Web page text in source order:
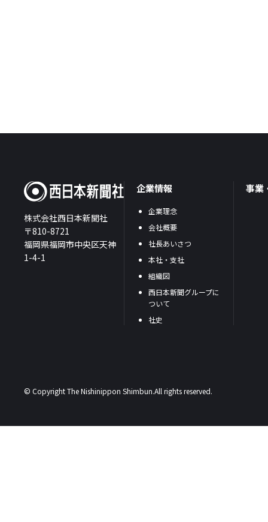
株式会社西日本新聞社
〒810-8721
福岡県福岡市中央区天神
1-4-1
企業情報
企業理念
会社概要
社長あいさつ
本社・支社
組織図
西日本新聞グループに
ついて
社史
事業
© Copyright The Nishinippon Shimbun.All rights reserved.